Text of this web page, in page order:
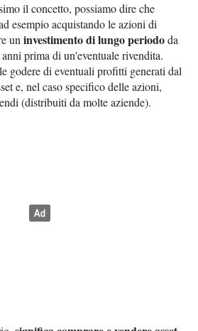
il concetto, possiamo dire che
esempio acquistando le azioni di
uninvestimento di lungo periododa
prima di un'eventuale rivendita.
godere di eventuali profitti generati dal
e, nel caso specifico delle azioni,
(distribuiti da molte aziende).